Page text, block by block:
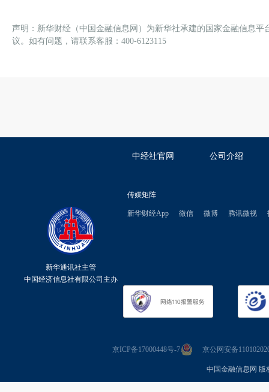
声明：新华财经（中国金融信息网）为新华社承建的国家金融信息
议。如有问题，请联系客服：400-6123115
中经社官网 公司介绍
新华通讯社主管
中国经济信息社有限公司主办
传媒矩阵
新华财经App 微信 微博 腾讯微视
京ICP备17000448号-7 京公网安备
中国金融信息网 版